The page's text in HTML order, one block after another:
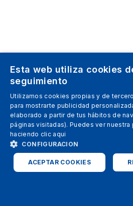
Esta web utiliza cookies
seguimiento
Utilizamos cookies propias y de
para mostrarte publicidad
elaborado a partir de tus hábitos de
páginas visitadas). Puedes ver
haciendo clic aqui
CONFIGURACION
ACEPTAR COOKIES